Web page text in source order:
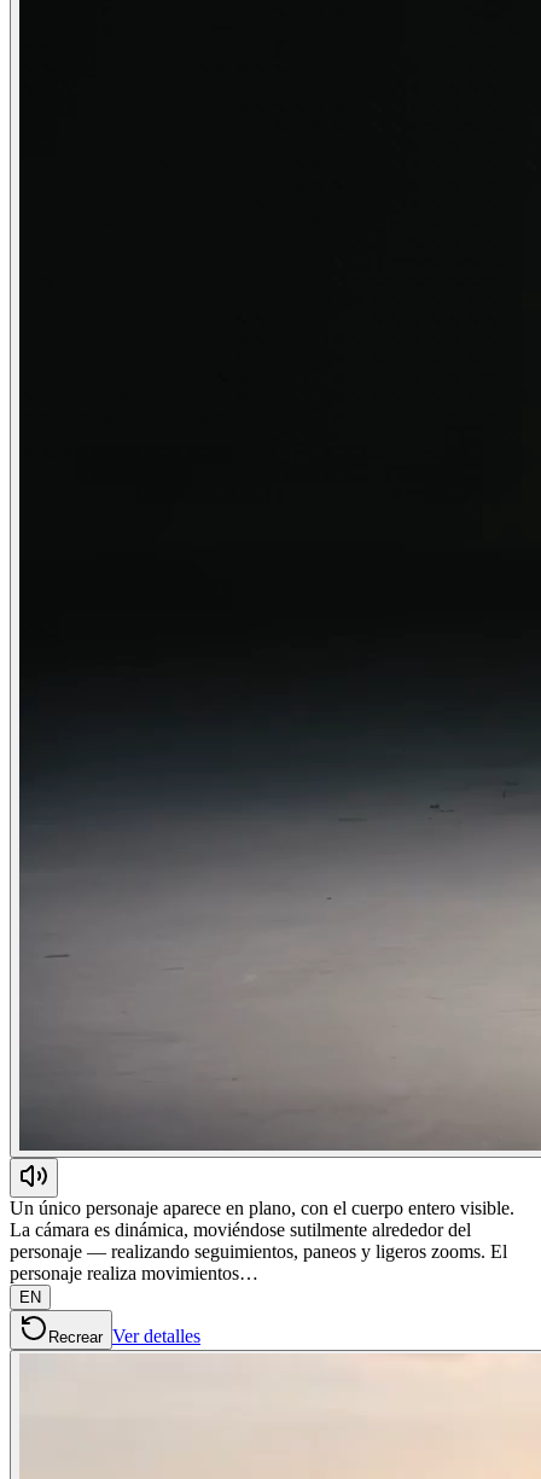
Un único personaje aparece en plano, con el cuerpo entero visible.
La cámara es dinámica, moviéndose sutilmente alrededor del
personaje — realizando seguimientos, paneos y ligeros zooms. El
personaje realiza movimientos…
EN
Recrear Ver detalles